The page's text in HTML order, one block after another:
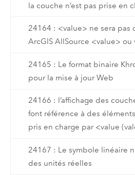
la couche n’est pas prise en
24164 : <value> ne sera pas
ArcGIS AllSource <value> ou
24165 : Le format binaire
pour la mise à jour Web
24166 : l’affichage des
font référence à des
pris en charge par <value
24167 : Le symbole linéaire
des unités réelles